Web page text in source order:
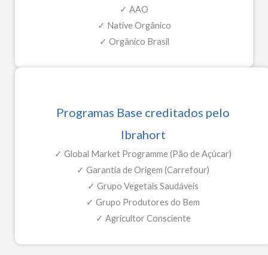
✓ AAO
✓ Native Orgânico
✓ Orgânico Brasil
Programas Base creditados pelo
Ibrahort​
✓ Global Market Programme (Pão de Açúcar)
✓ Garantia de Origem (Carrefour)
✓ Grupo Vegetais Saudáveis
✓ Grupo Produtores do Bem
✓ Agricultor Consciente